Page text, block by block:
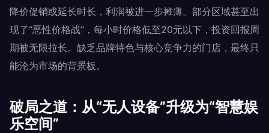
降价促销或延长时长，利润被进一步摊薄。部分区域甚至出
现了“恶性价格战”，每小时价格低至20元以下，投资回报周
期被无限拉长。缺乏品牌特色与核心竞争力的门店，最终只
能沦为市场的背景板。
破局之道：从“无人设备”升级为“智慧娱
乐空间”